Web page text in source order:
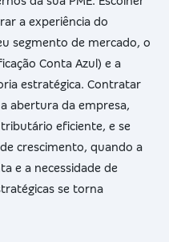
a experiência do
segmento de mercado, o
Conta Azul) e a
estratégica. Contratar
abertura da empresa,
eficiente, e se
crescimento, quando a
e a necessidade de
se torna